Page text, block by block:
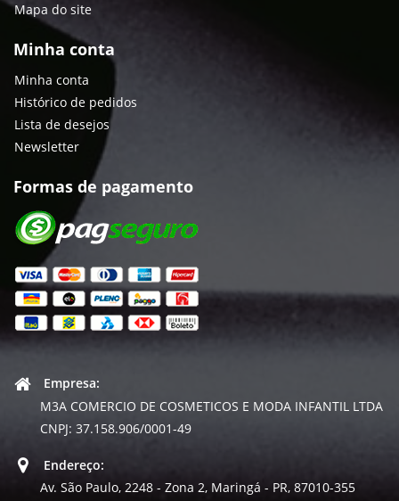
Mapa do site
Minha conta
Minha conta
Histórico de pedidos
Lista de desejos
Newsletter
Formas de pagamento
Empresa:
M3A COMERCIO DE COSMETICOS E MODA INFANTIL LTDA
CNPJ: 37.158.906/0001-49
Endereço:
Av. São Paulo, 2248 - Zona 2, Maringá - PR, 87010-355